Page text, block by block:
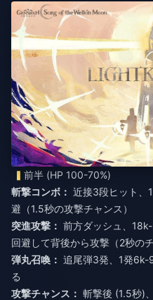
前半 (HP 100-70%)
斬撃コンボ： 近接3段ヒット、
避（1.5秒の攻撃チャンス）
突進攻撃： 前方ダッシュ、
回避して背後から攻撃（2秒のチ
弾丸召喚： 追尾弾3発、1発6k-
る
攻撃チャンス： 斬撃後 (1.5秒)